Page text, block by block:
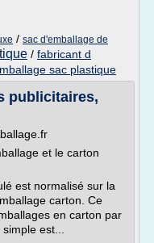
/ sac d'emballage de
/ fabricant d
sac plastique
publicitaires,
et le carton
est normalisé sur la
carton. Ce
en carton par
est...